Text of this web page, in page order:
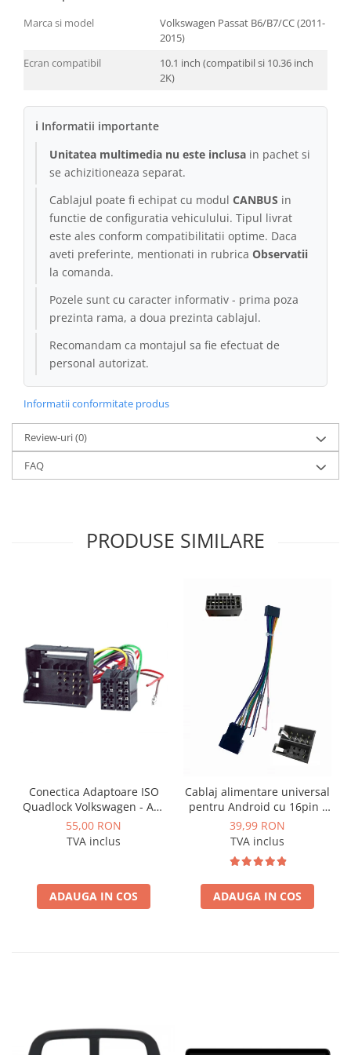
Marca si model
Volkswagen Passat B6/B7/CC (2011-
2015)
Ecran compatibil
10.1 inch (compatibil si 10.36 inch
2K)
ℹ Informatii importante
Unitatea multimedia nu este inclusa in pachet si
se achizitioneaza separat.
Cablajul poate fi echipat cu modul CANBUS in
functie de configuratia vehiculului. Tipul livrat
este ales conform compatibilitatii optime. Daca
aveti preferinte, mentionati in rubrica Observatii
la comanda.
Pozele sunt cu caracter informativ - prima poza
prezinta rama, a doua prezinta cablajul.
Recomandam ca montajul sa fie efectuat de
personal autorizat.
Informatii conformitate produs
Review-uri(0)
FAQ
PRODUSE SIMILARE
Conectica Adaptoare ISO
Quadlock Volkswagen - AD-
ISOVW
55,00 RON
TVA inclus
ADAUGA IN COS
Cablaj alimentare universal
pentru Android cu 16pin -
AD-BGCUNI01
39,99 RON
TVA inclus
ADAUGA IN COS